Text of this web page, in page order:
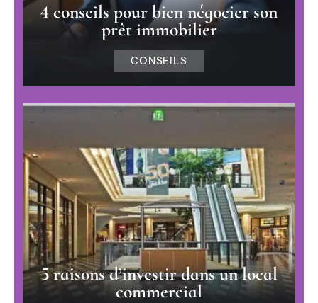
4 conseils pour bien négocier son
prêt immobilier
CONSEILS
5 raisons d’investir dans un local
commercial